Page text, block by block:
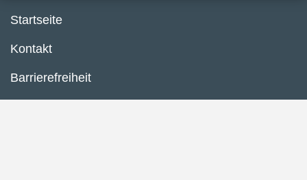
Startseite
Kontakt
Barrierefreiheit